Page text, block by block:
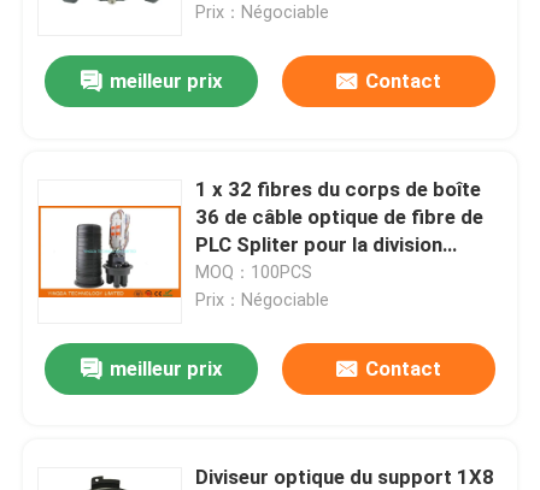
Prix：Négociable
meilleur prix Contact
1 x 32 fibres du corps de boîte
36 de câble optique de fibre de
PLC Spliter pour la division
extérieure de FTTH
MOQ：100PCS
Prix：Négociable
meilleur prix Contact
Diviseur optique du support 1X8